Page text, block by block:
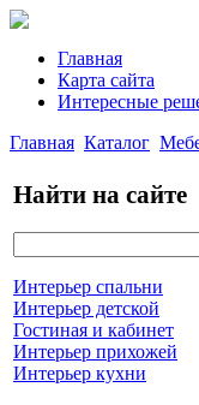
Главная
Карта сайта
Интересные
Главная Каталог
Найти на сайте
Интерьер спальни
Интерьер детской
Гостиная и кабинет
Интерьер прихожей
Интерьер кухни